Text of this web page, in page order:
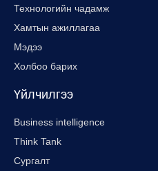
Технологийн чадамж
Хамтын ажиллагаа
Мэдээ
Холбоо барих
Үйлчилгээ
Business intelligence
Think Tank
Сургалт